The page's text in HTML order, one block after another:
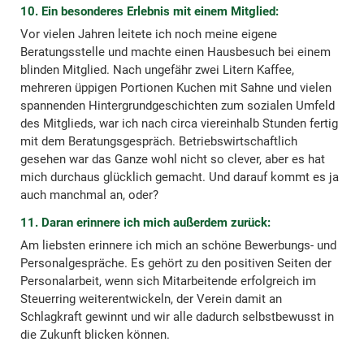
10. Ein besonderes Erlebnis mit einem Mitglied:
Vor vielen Jahren leitete ich noch meine eigene
Beratungsstelle und machte einen Hausbesuch bei einem
blinden Mitglied. Nach ungefähr zwei Litern Kaffee,
mehreren üppigen Portionen Kuchen mit Sahne und vielen
spannenden Hintergrundgeschichten zum sozialen Umfeld
des Mitglieds, war ich nach circa viereinhalb Stunden fertig
mit dem Beratungsgespräch. Betriebswirtschaftlich
gesehen war das Ganze wohl nicht so clever, aber es hat
mich durchaus glücklich gemacht. Und darauf kommt es ja
auch manchmal an, oder?
11. Daran erinnere ich mich außerdem zurück:
Am liebsten erinnere ich mich an schöne Bewerbungs- und
Personalgespräche. Es gehört zu den positiven Seiten der
Personalarbeit, wenn sich Mitarbeitende erfolgreich im
Steuerring weiterentwickeln, der Verein damit an
Schlagkraft gewinnt und wir alle dadurch selbstbewusst in
die Zukunft blicken können.